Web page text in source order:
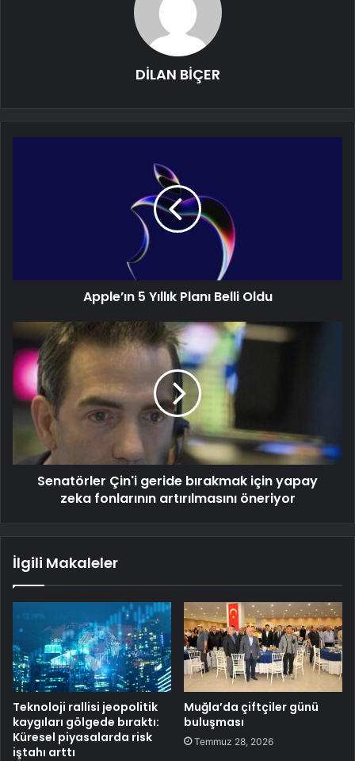
DİLAN BİÇER
Apple’ın 5 Yıllık Planı Belli Oldu
Senatörler Çin'i geride bırakmak için yapay
zeka fonlarının artırılmasını öneriyor
İlgili Makaleler
Teknoloji rallisi jeopolitik
kaygıları gölgede bıraktı:
Küresel piyasalarda risk
iştahı arttı
Muğla’da çiftçiler günü
buluşması
Temmuz 28, 2026